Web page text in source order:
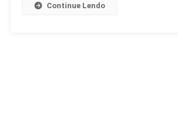
Continue Lendo